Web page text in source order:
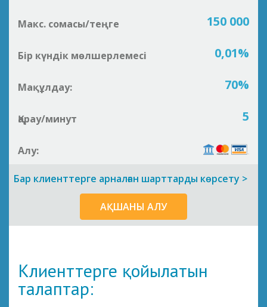
Макс. сомасы/теңге 150 000
Бір күндік мөлшерлемесі 0,01%
Мақұлдау: 70%
Қарау/минут 5
Алу:
Бар клиенттерге арналған шарттарды көрсету >
АҚШАНЫ АЛУ
Клиенттерге қойылатын
талаптар: